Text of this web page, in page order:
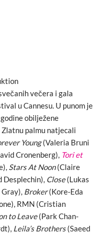
večera i gala
u Cannesu. U punom je
obilježene
Zlatnu palmu natjecali
Young(Valeria Bruni
Cronenberg), Tori et
Stars At Noon(Claire
Desplechin), Close(Lukas
Broker(Kore-Eda
RMN (Cristian
to Leave(Park Chan-
Leila’s Brothers(Saeed